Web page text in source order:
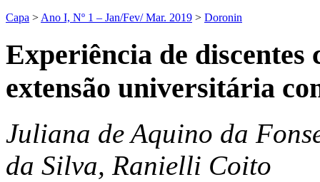
Capa > Ano I, Nº 1 – Jan/Fev/ Mar. 2019 > Doronin
Experiência de discentes
extensão universitária
Juliana de Aquino da
da Silva, Ranielli Coito